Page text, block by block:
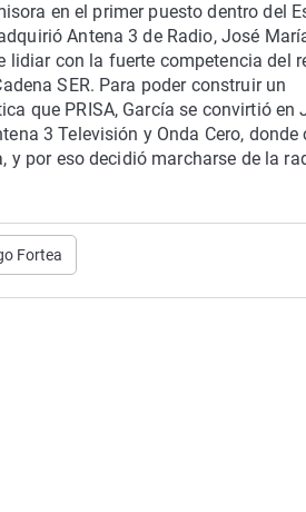
en el primer puesto dentro del
Antena 3 de Radio, José
lidiar con la fuerte competencia del
SER. Para poder construir un
que PRISA, García se convirtió en
3 Televisión y Onda Cero, donde
y por eso decidió marcharse de la
Fortea